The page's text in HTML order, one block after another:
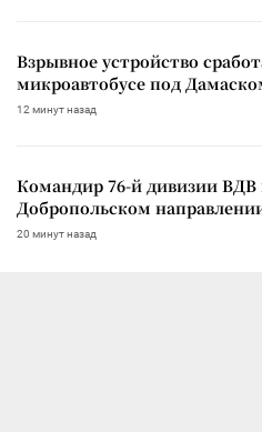
Взрывное устройство
микроавтобусе под
12 минут назад
Командир 76-й дивизии ВДВ
Добропольском
20 минут назад